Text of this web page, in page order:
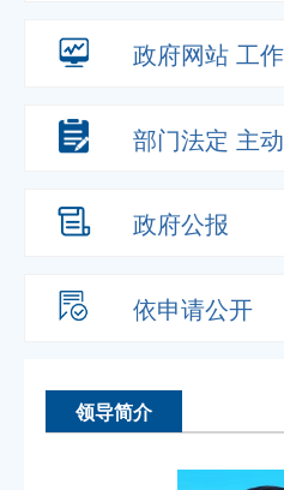
政府网站 工
部门法定 主
政府公报
依申请公开
领导简介